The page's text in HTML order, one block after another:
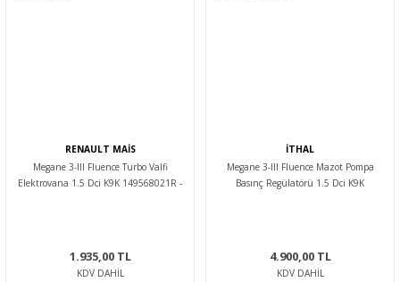
RENAULT MAİS
Megane 3-III Fluence Turbo Valfi
Elektrovana 1.5 Dci K9K 149568021R -
1.935,00 TL
KDV DAHIL
İTHAL
Megane 3-III Fluence Mazot Pompa
Basınç Regülatörü 1.5 Dci K9K
4.900,00 TL
KDV DAHIL